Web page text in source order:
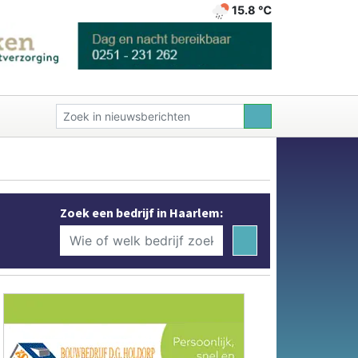
15.8 ℃
Zoek een bedrijf in Haarlem: